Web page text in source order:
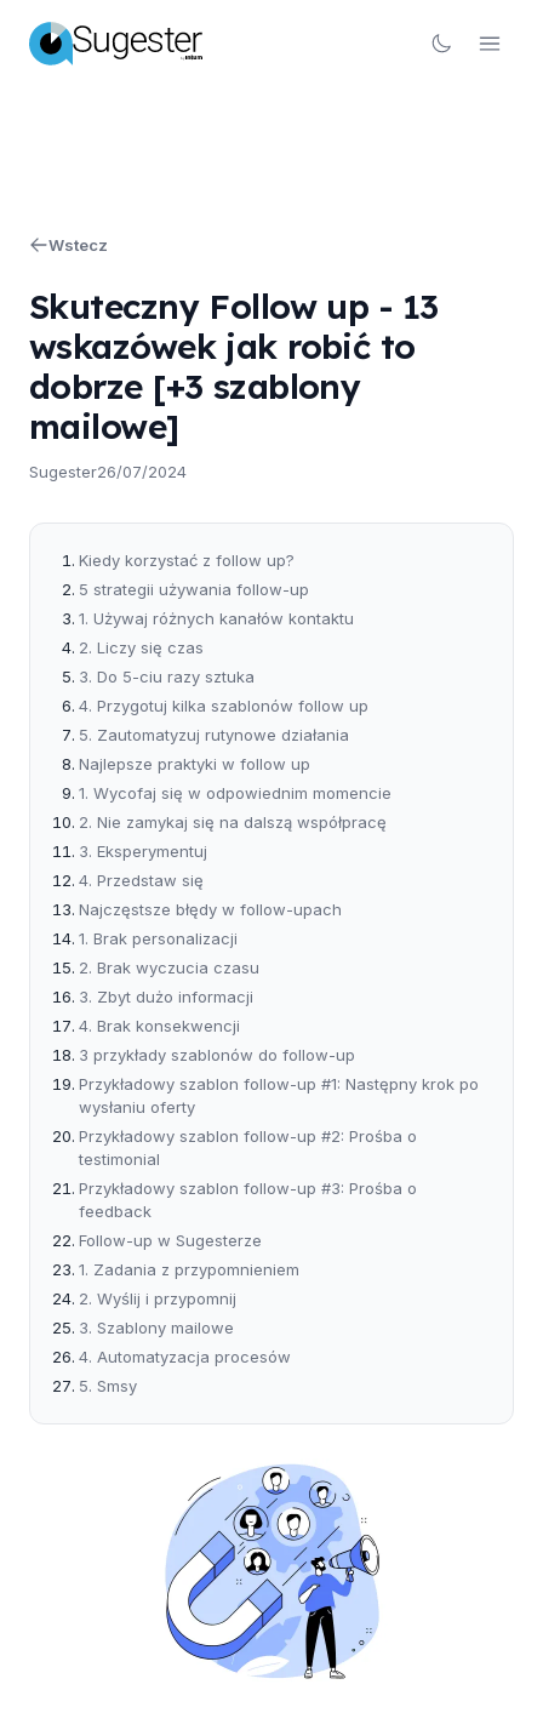
Wstecz
Skuteczny Follow up - 13
wskazówek jak robić to
dobrze [+3 szablony
mailowe]
Sugester26/07/2024
Kiedy korzystać z follow up?
5 strategii używania follow-up
1. Używaj różnych kanałów kontaktu
2. Liczy się czas
3. Do 5-ciu razy sztuka
4. Przygotuj kilka szablonów follow up
5. Zautomatyzuj rutynowe działania
Najlepsze praktyki w follow up
1. Wycofaj się w odpowiednim momencie
2. Nie zamykaj się na dalszą współpracę
3. Eksperymentuj
4. Przedstaw się
Najczęstsze błędy w follow-upach
1. Brak personalizacji
2. Brak wyczucia czasu
3. Zbyt dużo informacji
4. Brak konsekwencji
3 przykłady szablonów do follow-up
Przykładowy szablon follow-up #1: Następny krok po
wysłaniu oferty
Przykładowy szablon follow-up #2: Prośba o
testimonial
Przykładowy szablon follow-up #3: Prośba o
feedback
Follow-up w Sugesterze
1. Zadania z przypomnieniem
2. Wyślij i przypomnij
3. Szablony mailowe
4. Automatyzacja procesów
5. Smsy